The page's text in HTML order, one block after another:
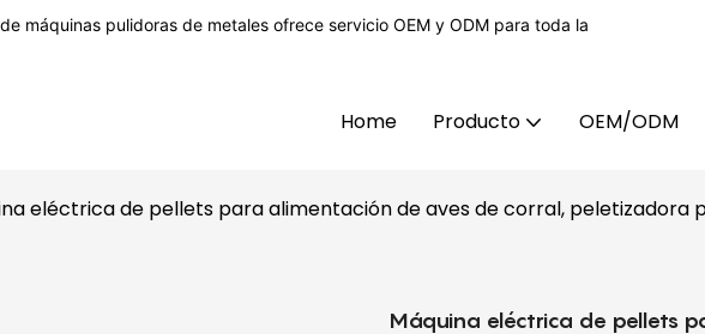
máquinas pulidoras de metales ofrece servicio OEM y ODM para toda la
Home Producto OEM/ODM
eléctrica de pellets para alimentación de aves de corral, peletizadora
Máquina eléctrica de pellets